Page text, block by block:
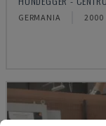
GERMANIA 2000